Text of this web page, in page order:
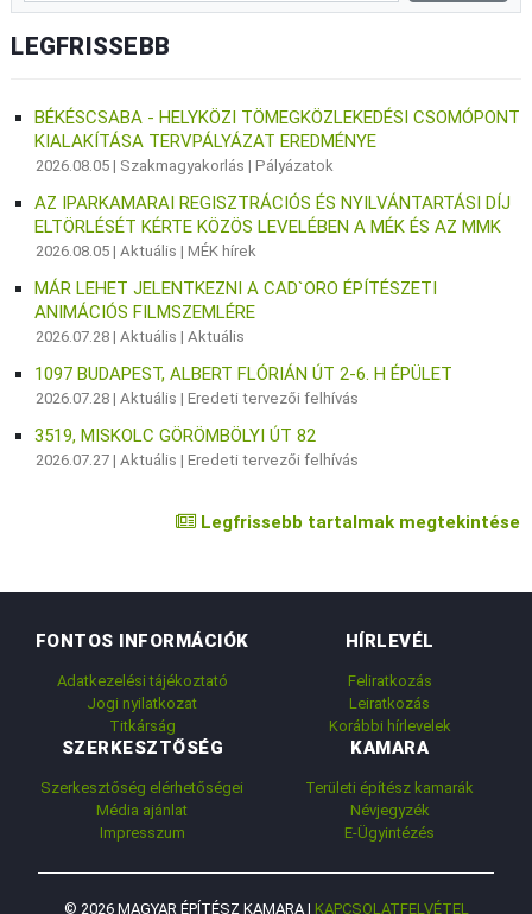
LEGFRISSEBB
BÉKÉSCSABA - HELYKÖZI TÖMEGKÖZLEKEDÉSI CSOMÓPONT
KIALAKÍTÁSA TERVPÁLYÁZAT EREDMÉNYE
2026.08.05 | Szakmagyakorlás |Pályázatok
AZ IPARKAMARAI REGISZTRÁCIÓS ÉS NYILVÁNTARTÁSI DÍJ
ELTÖRLÉSÉT KÉRTE KÖZÖS LEVELÉBEN A MÉK ÉS AZ MMK
2026.08.05 |Aktuális |MÉK hírek
MÁR LEHET JELENTKEZNI A CAD`ORO ÉPÍTÉSZETI
ANIMÁCIÓS FILMSZEMLÉRE
2026.07.28 |Aktuális |Aktuális
1097 BUDAPEST, ALBERT FLÓRIÁN ÚT 2-6. H ÉPÜLET
2026.07.28 |Aktuális |Eredeti tervezői felhívás
3519, MISKOLC GÖRÖMBÖLYI ÚT 82
2026.07.27 |Aktuális |Eredeti tervezői felhívás
Legfrissebb tartalmak megtekintése
FONTOS INFORMÁCIÓK
Adatkezelési tájékoztató
Jogi nyilatkozat
Titkárság
HÍRLEVÉL
Feliratkozás
Leiratkozás
Korábbi hírlevelek
SZERKESZTŐSÉG
Szerkesztőség elérhetőségei
Média ajánlat
Impresszum
KAMARA
Területi építész kamarák
Névjegyzék
E-Ügyintézés
© 2026 MAGYAR ÉPÍTÉSZ KAMARA | KAPCSOLATFELVÉTEL